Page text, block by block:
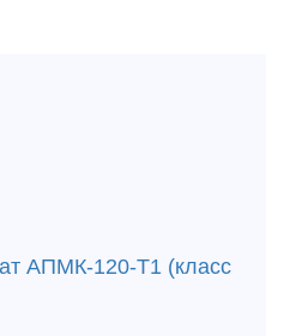
АПМК-120-Т1 (класс